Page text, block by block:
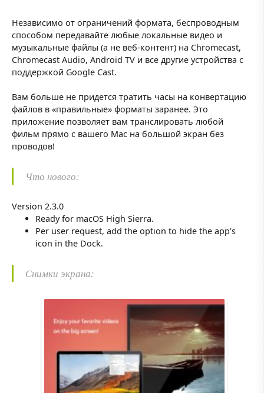
Независимо от ограничений формата, беспроводным
способом передавайте любые локальные видео и
музыкальные файлы (а не веб-контент) на Chromecast,
Chromecast Audio, Android TV и все другие устройства с
поддержкой Google Cast.
Вам больше не придется тратить часы на конвертацию
файлов в «правильные» форматы заранее. Это
приложение позволяет вам транслировать любой
фильм прямо с вашего Mac на большой экран без
проводов!
Что нового:
Version 2.3.0
Ready for macOS High Sierra.
Per user request, add the option to hide the app's
icon in the Dock.
Снимки экрана: